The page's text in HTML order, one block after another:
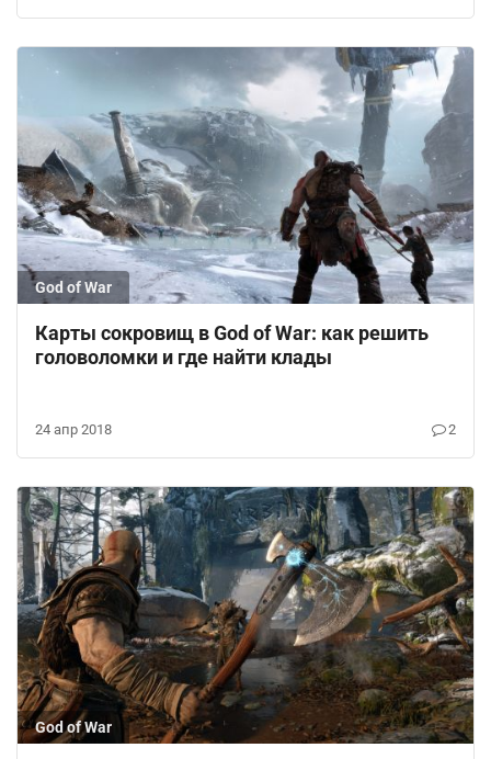
God of War
Карты сокровищ в God of War: как решить
головоломки и где найти клады
24 апр 2018 2
God of War